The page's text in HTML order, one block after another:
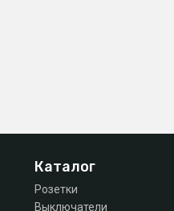
Каталог
Розетки
Выключатели